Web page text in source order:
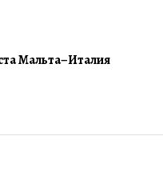
Мальта–Италия